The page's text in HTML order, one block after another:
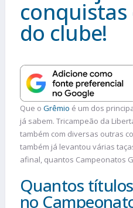
do clube!
Que o Grêmio é um dos
já sabem. Tricampeão da
também com diversas outras
também já levantou várias
afinal, quantos Campeonatos
Quantos
no